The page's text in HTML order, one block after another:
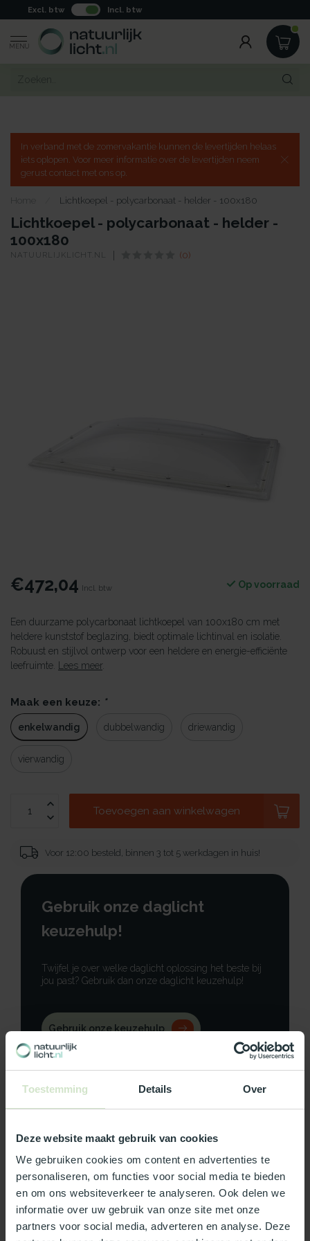
Toestemming Details Over
Deze website maakt gebruik van cookies
We gebruiken cookies om content en advertenties te
personaliseren, om functies voor social media te bieden
en om ons websiteverkeer te analyseren. Ook delen we
informatie over uw gebruik van onze site met onze
partners voor social media, adverteren en analyse. Deze
Excl. btw Incl. btw
MENU
In verband met de zomervakantie kunnen de levertijden helaas
iets oplopen. Voor meer informatie over de levertijden neem
gerust contact met ons op.
Home Lichtkoepel - polycarbonaat - helder - 100x180
Lichtkoepel - polycarbonaat - helder -
100x180
NATUURLIJKLICHT.NL (0)
€472,04 Incl. btw Op voorraad
Een duurzame polycarbonaat lichtkoepel van 100x180 cm met
heldere kunststof beglazing, biedt optimale lichtinval en isolatie.
Robuust en stijlvol ontwerp voor een heldere en energie-efficiënte
leefruimte.
Lees meer.
Maak een keuze: *
enkelwandig dubbelwandig driewandig
vierwandig
Toevoegen aan winkelwagen
Voor 12:00 besteld, binnen 3 tot 5 werkdagen in huis!
Gebruik onze daglicht
keuzehulp!
Twijfel je over welke daglicht oplossing het beste bij
jou past? Gebruik dan onze daglicht keuzehulp!
Gebruik onze keuzehulp
Specificaties
Reviews